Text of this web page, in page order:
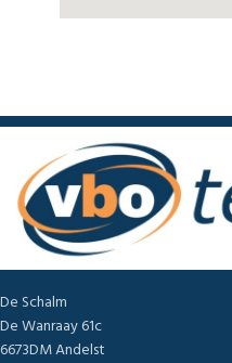
De Schalm
De Wanraay 61c
6673DM Andelst